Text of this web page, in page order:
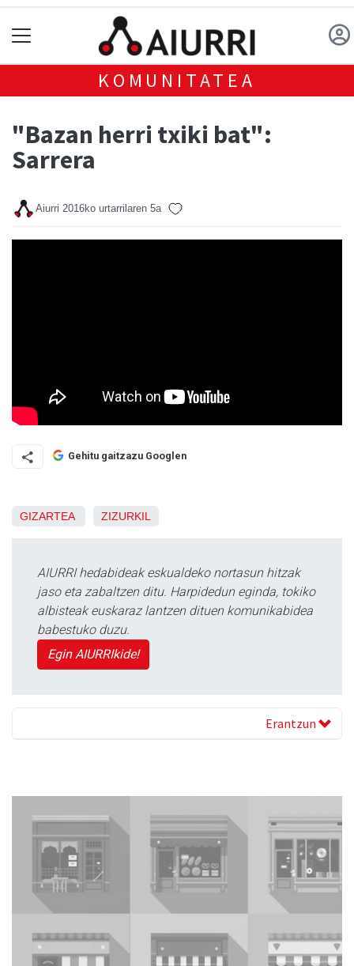
KOMUNITATEA
"Bazan herri txiki bat":
Sarrera
Aiurri 2016ko urtarrilaren 5a
Gehitu gaitzazu Googlen
GIZARTEA ZIZURKIL
AIURRI hedabideak eskualdeko nortasun hitzak
jaso eta zabaltzen ditu. Harpidedun eginda, tokiko
albisteak euskaraz lantzen dituen komunikabidea
babestuko duzu.
Egin AIURRIkide!
Erantzun